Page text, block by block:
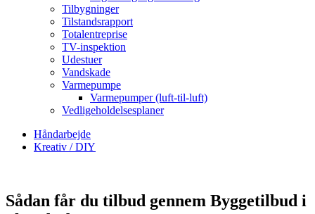
Tilbygninger
Tilstandsrapport
Totalentreprise
TV-inspektion
Udestuer
Vandskade
Varmepumpe
Varmepumper (luft-til-luft)
Vedligeholdelsesplaner
Håndarbejde
Kreativ / DIY
Sådan får du tilbud gennem Byggetilbud i